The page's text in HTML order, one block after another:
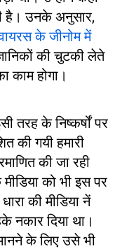
है। उनके अनुसार,
के जीनोम में
की चुटकी लेते
काम होगा।
तरह के निष्कर्षों पर
की गयी हमारी
की जा रही
को भी इस पर
की मीडिया नें
नकार दिया था।
के लिए उसे भी